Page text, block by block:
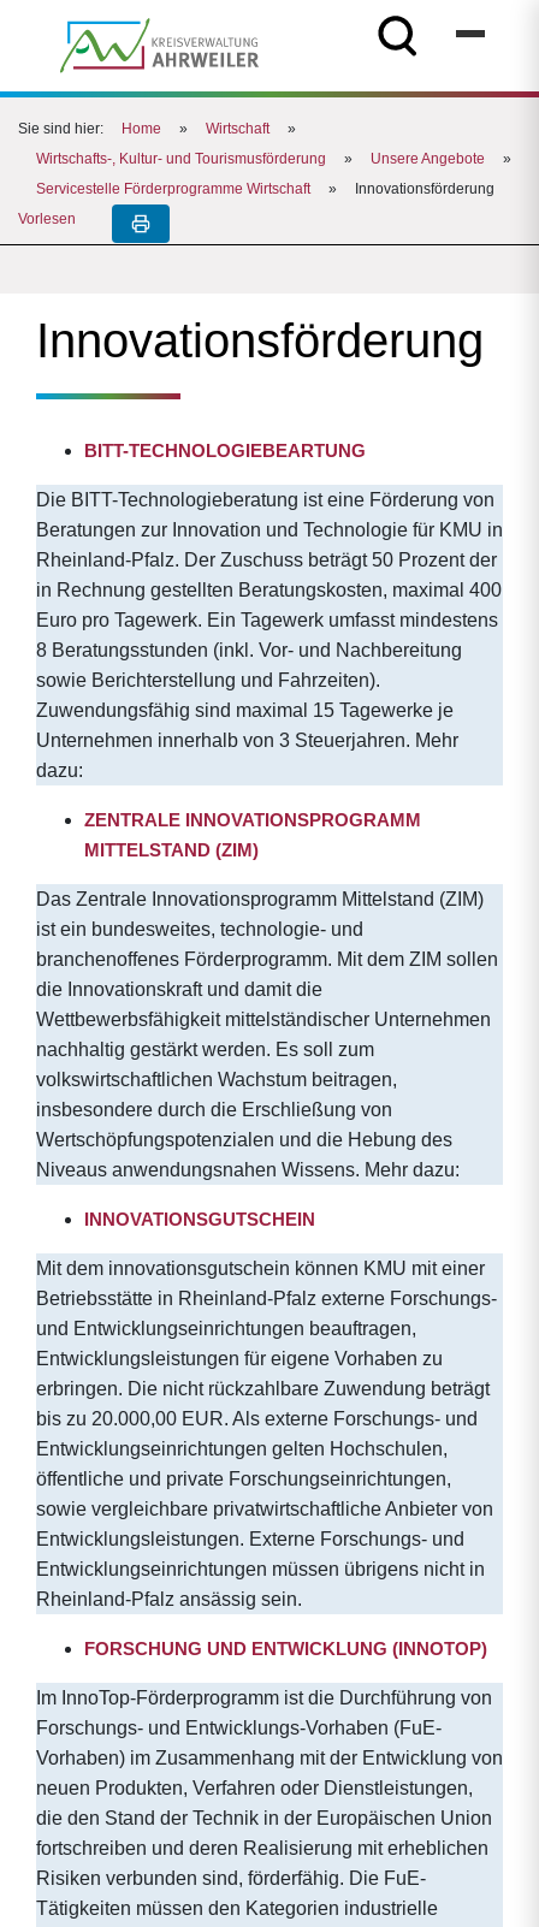
Sie sind hier: Home » Wirtschaft
»
Wirtschafts-, Kultur- und Tourismusförderung
» Unsere Angebote
»
Servicestelle Förderprogramme Wirtschaft
»
Innovationsförderung
Vorlesen
Innovationsförderung
BITT-TECHNOLOGIEBEARTUNG
Die BITT-Technologieberatung ist eine Förderung von
Beratungen zur Innovation und Technologie für KMU in
Rheinland-Pfalz. Der Zuschuss beträgt 50 Prozent der
in Rechnung gestellten Beratungskosten, maximal 400
Euro pro Tagewerk. Ein Tagewerk umfasst mindestens
8 Beratungsstunden (inkl. Vor- und Nachbereitung
sowie Berichterstellung und Fahrzeiten).
Zuwendungsfähig sind maximal 15 Tagewerke je
Unternehmen innerhalb von 3 Steuerjahren. Mehr
dazu:
ZENTRALE INNOVATIONSPROGRAMM
MITTELSTAND (ZIM)
Das Zentrale Innovationsprogramm Mittelstand (ZIM)
ist ein bundesweites, technologie- und
branchenoffenes Förderprogramm. Mit dem ZIM sollen
die Innovationskraft und damit die
Wettbewerbsfähigkeit mittelständischer Unternehmen
nachhaltig gestärkt werden. Es soll zum
volkswirtschaftlichen Wachstum beitragen,
insbesondere durch die Erschließung von
Wertschöpfungspotenzialen und die Hebung des
Niveaus anwendungsnahen Wissens. Mehr dazu:
INNOVATIONSGUTSCHEIN
Mit dem innovationsgutschein können KMU mit einer
Betriebsstätte in Rheinland-Pfalz externe Forschungs-
und Entwicklungseinrichtungen beauftragen,
Entwicklungsleistungen für eigene Vorhaben zu
erbringen. Die nicht rückzahlbare Zuwendung beträgt
bis zu 20.000,00 EUR. Als externe Forschungs- und
Entwicklungseinrichtungen gelten Hochschulen,
öffentliche und private Forschungseinrichtungen,
sowie vergleichbare privatwirtschaftliche Anbieter von
Entwicklungsleistungen. Externe Forschungs- und
Entwicklungseinrichtungen müssen übrigens nicht in
Rheinland-Pfalz ansässig sein.
FORSCHUNG UND ENTWICKLUNG (INNOTOP)
Im InnoTop-Förderprogramm ist die Durchführung von
Forschungs- und Entwicklungs-Vorhaben (FuE-
Vorhaben) im Zusammenhang mit der Entwicklung von
neuen Produkten, Verfahren oder Dienstleistungen,
die den Stand der Technik in der Europäischen Union
fortschreiben und deren Realisierung mit erheblichen
Risiken verbunden sind, förderfähig. Die FuE-
Tätigkeiten müssen den Kategorien industrielle